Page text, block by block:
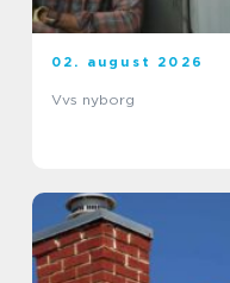
02. august 2026
Vvs nyborg